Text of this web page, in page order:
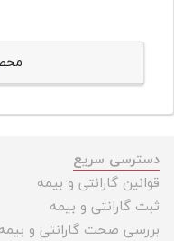
دسترسی سریع
قوانین گارانتی و بیمه
ثبت گارانتی و بیمه
بررسی صحت گارانتی و بیمه